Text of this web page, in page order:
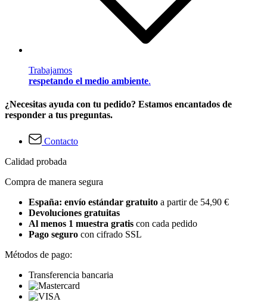
Trabajamos
respetando el medio ambiente.
¿Necesitas ayuda con tu pedido? Estamos encantados de
responder a tus preguntas.
Contacto
Calidad probada
Compra de manera segura
España: envío estándar gratuito a partir de 54,90 €
Devoluciones gratuitas
Al menos 1 muestra gratis con cada pedido
Pago seguro con cifrado SSL
Métodos de pago:
Transferencia bancaria